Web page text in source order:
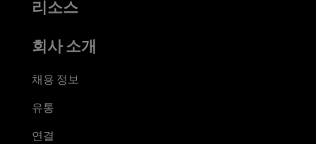
리소스
회사 소개
채용 정보
유통
연결